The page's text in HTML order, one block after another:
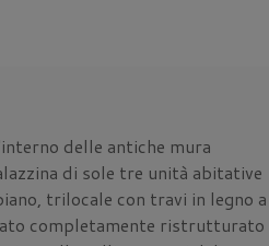
delle antiche mura
di sole tre unità abitative
trilocale con travi in legno a
completamente ristrutturato